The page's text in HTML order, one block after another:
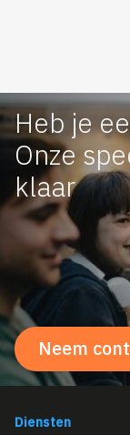
Heb je
Onze
klaar
Neem
Diensten